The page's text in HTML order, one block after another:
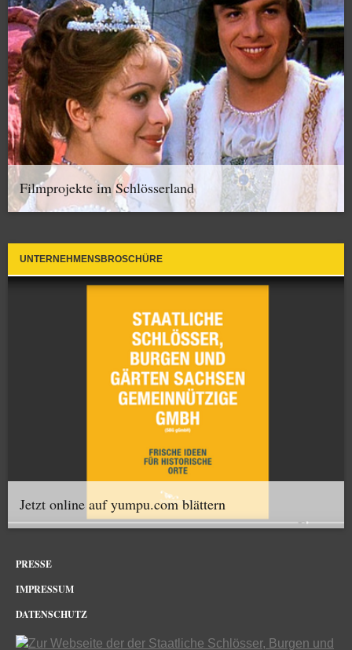
Filmprojekte im Schlösserland
UNTERNEHMENSBROSCHÜRE
Jetzt online auf yumpu.com blättern
PRESSE
IMPRESSUM
DATENSCHUTZ